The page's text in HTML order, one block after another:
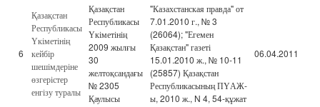
6
Қазақстан
Республикасы
Үкіметінің
кейбір
шешімдеріне
өзгерістер
енгізу туралы
Қазақстан
Республикасы
Үкіметінің
2009 жылғы
30
желтоқсандағы
№ 2305
Қаулысы
"Казахстанская правда" от
7.01.2010 г., № 3
(26064); "Егемен
Қазақстан" газеті
15.01.2010 ж., № 10-11
(25857) Қазақстан
Республикасының ПҮАЖ-
ы, 2010 ж., N 4, 54-құжат
06.04.2011